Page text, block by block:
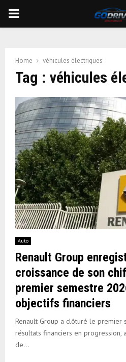
PRIMARY
Home véhicules électriques
Tag : véhicules
Auto
Renault Group
croissance de son
premier semestre
objectifs financiers
Renault Group a clôturé le premier
résultats financiers en progression,
de...